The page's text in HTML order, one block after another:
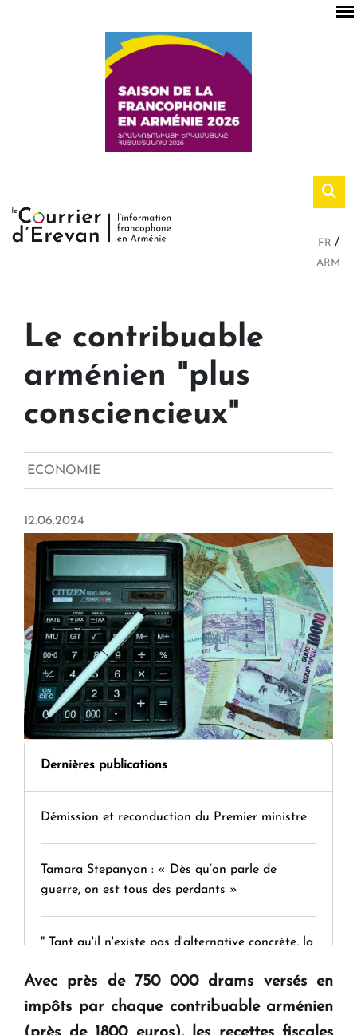
FR
ARM
Le contribuable
arménien "plus
consciencieux"
ECONOMIE
12.06.2024
Dernières publications
Démission et reconduction du Premier ministre
Tamara Stepanyan : « Dès qu’on parle de
guerre, on est tous des perdants »
" Tant qu'il n'existe pas d'alternative concrète, la
KASA : 30 ans d'audace, de résilience et d'avenir
Avec près de 750 000 drams versés en
impôts par chaque contribuable arménien